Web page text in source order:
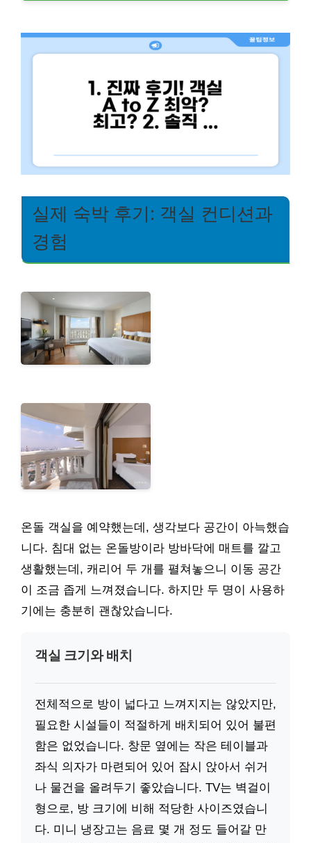
실제 숙박 후기: 객실 컨디션과
경험
온돌 객실을 예약했는데, 생각보다 공간이 아늑했습
니다. 침대 없는 온돌방이라 방바닥에 매트를 깔고
생활했는데, 캐리어 두 개를 펼쳐놓으니 이동 공간
이 조금 좁게 느껴졌습니다. 하지만 두 명이 사용하
기에는 충분히 괜찮았습니다.
객실 크기와 배치
전체적으로 방이 넓다고 느껴지지는 않았지만,
필요한 시설들이 적절하게 배치되어 있어 불편
함은 없었습니다. 창문 옆에는 작은 테이블과
좌식 의자가 마련되어 있어 잠시 앉아서 쉬거
나 물건을 올려두기 좋았습니다. TV는 벽걸이
형으로, 방 크기에 비해 적당한 사이즈였습니
다. 미니 냉장고는 음료 몇 개 정도 들어갈 만